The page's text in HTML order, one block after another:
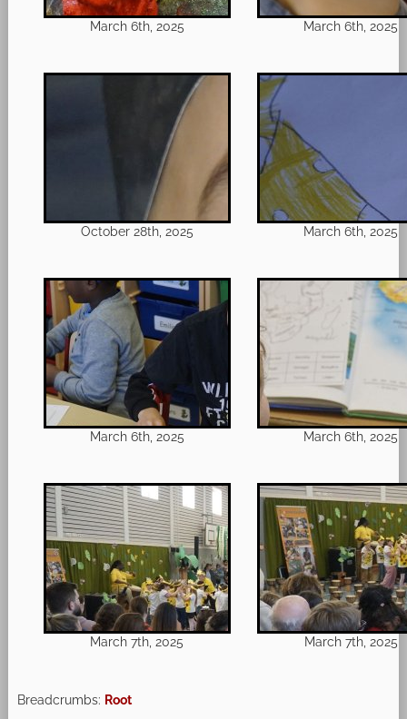
March 6th, 2025 March 6th, 2025
October 28th, 2025 March 6th, 2025
March 6th, 2025 March 6th, 2025
March 7th, 2025 March 7th, 2025
Breadcrumbs: Root